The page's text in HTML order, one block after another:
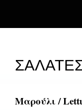
Μαρούλι /